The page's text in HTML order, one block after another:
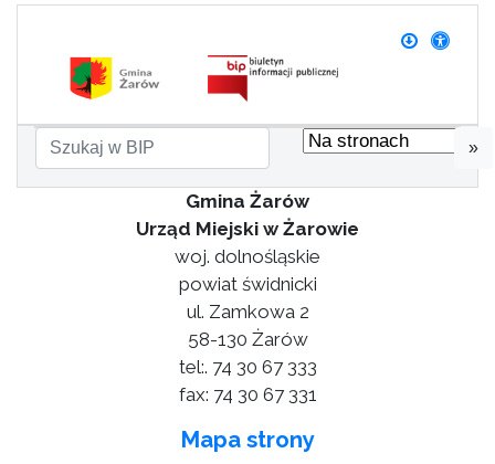
»
Gmina Żarów
Urząd Miejski w Żarowie
woj. dolnośląskie
powiat świdnicki
ul. Zamkowa 2
58-130 Żarów
tel:. 74 30 67 333
fax: 74 30 67 331
Mapa strony